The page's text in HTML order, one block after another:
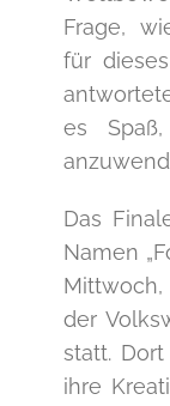
Frage,
für
es
Das
Namen
der
statt.
ihre